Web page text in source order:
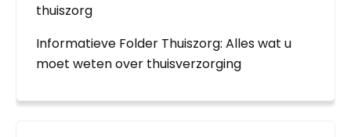
thuiszorg
Informatieve Folder Thuiszorg: Alles wat u
moet weten over thuisverzorging